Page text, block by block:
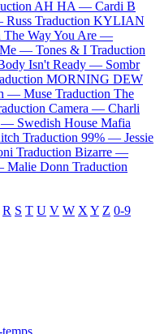
AH HA — Cardi B
Russ Traduction KYLIAN
The Way You Are —
Me — Tones & I Traduction
Isn't Ready — Sombr
MORNING DEW
— Muse Traduction The
Camera — Charli
— Swedish House Mafia
Traduction 99% — Jessie
Traduction Bizarre —
Malie Donn Traduction
R S T U V W X Y Z 0-9